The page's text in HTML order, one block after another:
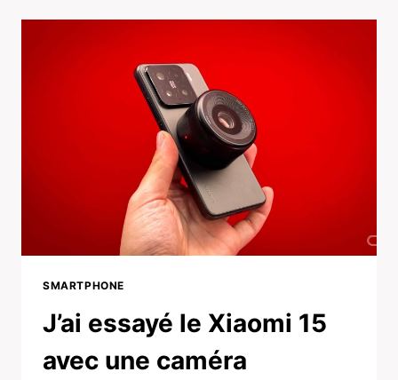
SMARTPHONE
J’ai essayé le Xiaomi 15
avec une caméra